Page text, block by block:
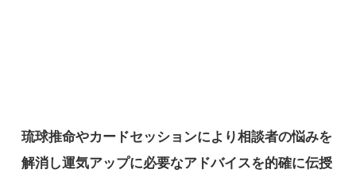
琉球推命やカードセッションにより相談者の悩みを
解消し運気アップに必要なアドバイスを的確に伝授